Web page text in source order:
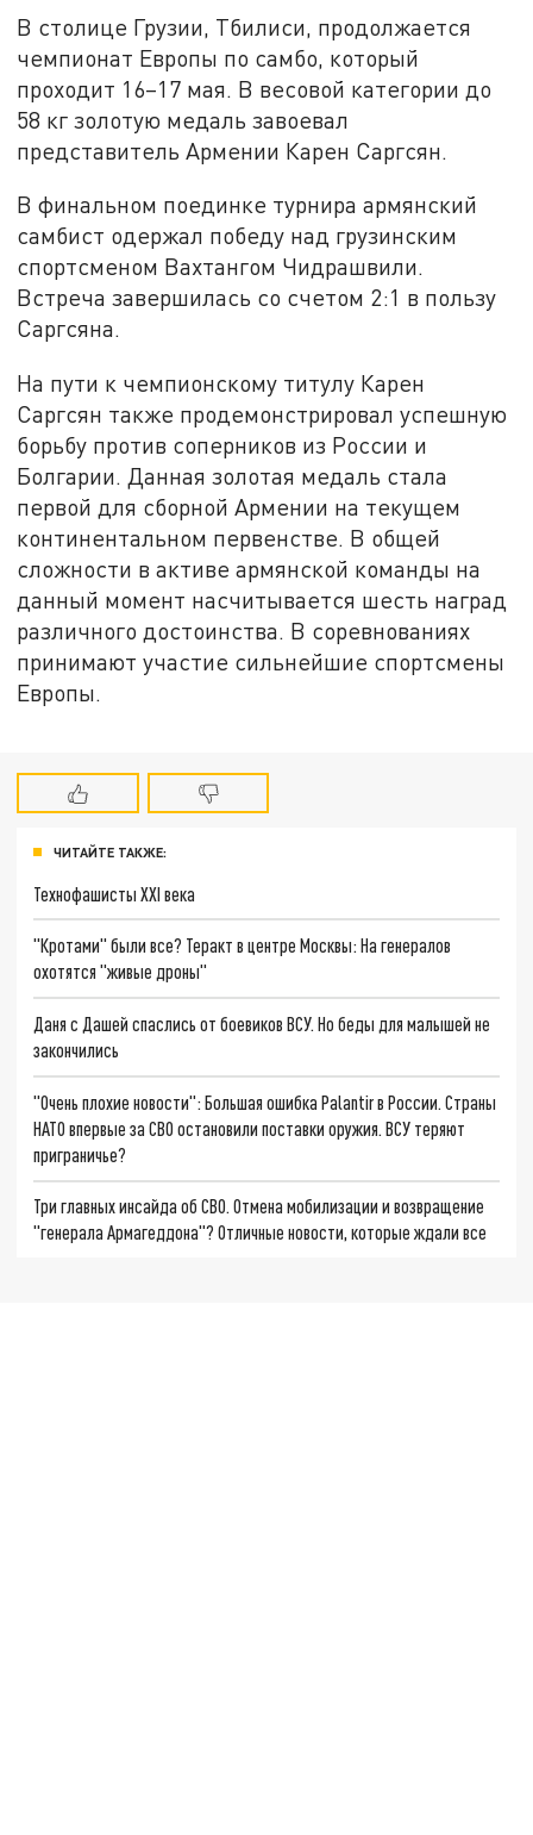
В столице Грузии, Тбилиси, продолжается
чемпионат Европы по самбо, который
проходит 16–17 мая. В весовой категории до
58 кг золотую медаль завоевал
представитель Армении Карен Саргсян.
В финальном поединке турнира армянский
самбист одержал победу над грузинским
спортсменом Вахтангом Чидрашвили.
Встреча завершилась со счетом 2:1 в пользу
Саргсяна.
На пути к чемпионскому титулу Карен
Саргсян также продемонстрировал успешную
борьбу против соперников из России и
Болгарии. Данная золотая медаль стала
первой для сборной Армении на текущем
континентальном первенстве. В общей
сложности в активе армянской команды на
данный момент насчитывается шесть наград
различного достоинства. В соревнованиях
принимают участие сильнейшие спортсмены
Европы.
ЧИТАЙТЕ ТАКЖЕ:
Технофашисты XXI века
"Кротами" были все? Теракт в центре Москвы: На генералов
охотятся "живые дроны"
Даня с Дашей спаслись от боевиков ВСУ. Но беды для малышей не
закончились
"Очень плохие новости": Большая ошибка Palantir в России. Страны
НАТО впервые за СВО остановили поставки оружия. ВСУ теряют
приграничье?
Три главных инсайда об СВО. Отмена мобилизации и возвращение
"генерала Армагеддона"? Отличные новости, которые ждали все